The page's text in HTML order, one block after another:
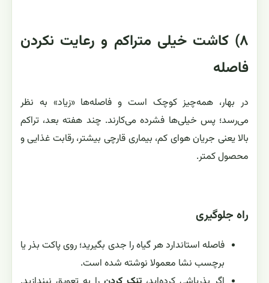
۸) کاشت خیلی متراکم و رعایت نکردن
فاصله
در بهار، همه‌چیز کوچک است و فاصله‌ها «زیاد» به نظر
می‌رسد؛ پس خیلی‌ها فشرده می‌کارند. چند هفته بعد، تراکم
بالا یعنی جریان هوای کم، بیماری قارچی بیشتر، رقابت غذایی و
محصول کمتر.
راه جلوگیری
فاصله استاندارد هر گیاه را جدی بگیرید؛ روی پاکت بذر یا
برچسب نشا معمولا نوشته شده است.